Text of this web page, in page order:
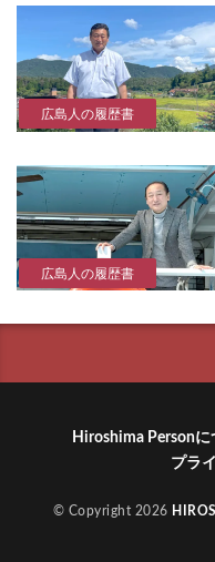
広島人の履歴書
広島人の履歴書
Hiroshima Personに
プラ
© Copyright 2026